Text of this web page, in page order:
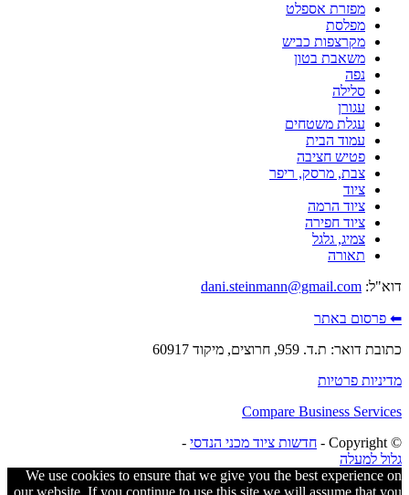
מפזרת אספלט
מפלסת
מקרצפות כביש
משאבת בטון
נפה
סלילה
עגורן
עגלת משטחים
עמוד הבית
פטיש חציבה
צבת, מרסק, ריפר
ציוד
ציוד הרמה
ציוד חפירה
צמיג, גלגל
תאורה
דוא"ל: dani.steinmann@gmail.com
⬅ פרסום באתר
כתובת דואר: ת.ד. 959, חרוצים, מיקוד 60917
מדיניות פרטיות
Compare Business Services
© ‫Copyright -
חדשות ציוד מכני הנדסי -
גלול למעלה
We use cookies to ensure that we give you the best experience on
our website. If you continue to use this site we will assume that you